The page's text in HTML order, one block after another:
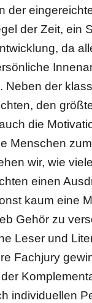
der
der Zeit, ein
da
Neben der
den
die
Menschen
wir, wie
einen
kaum eine
Gehör zu
Leser und
Fachjury
individuellen